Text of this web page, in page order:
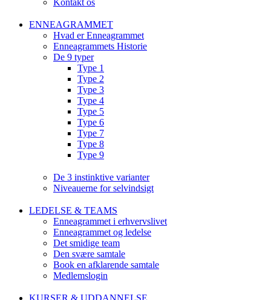
Kontakt os
ENNEAGRAMMET
Hvad er Enneagrammet
Enneagrammets Historie
De 9 typer
Type 1
Type 2
Type 3
Type 4
Type 5
Type 6
Type 7
Type 8
Type 9
De 3 instinktive varianter
Niveauerne for selvindsigt
LEDELSE & TEAMS
Enneagrammet i erhvervslivet
Enneagrammet og ledelse
Det smidige team
Den svære samtale
Book en afklarende samtale
Medlemslogin
KURSER & UDDANNELSE